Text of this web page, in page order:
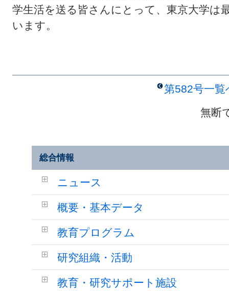
学生活を送る皆さんにとって、東京大学は
います。
第582号一覧
無断
総合情報
ニュース
概要・基本データ
教育プログラム
研究組織・活動
教育・研究サポート施設